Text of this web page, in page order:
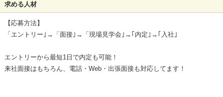
求める人材
【応募方法】
「エントリー｣→「面接｣→「現場見学会｣→｢内定｣→｢入社｣
エントリーから最短1日で内定も可能！
来社面接はもちろん、電話・Web・出張面接も対応してます！